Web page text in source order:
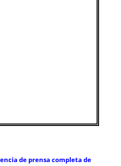
de prensa completa de